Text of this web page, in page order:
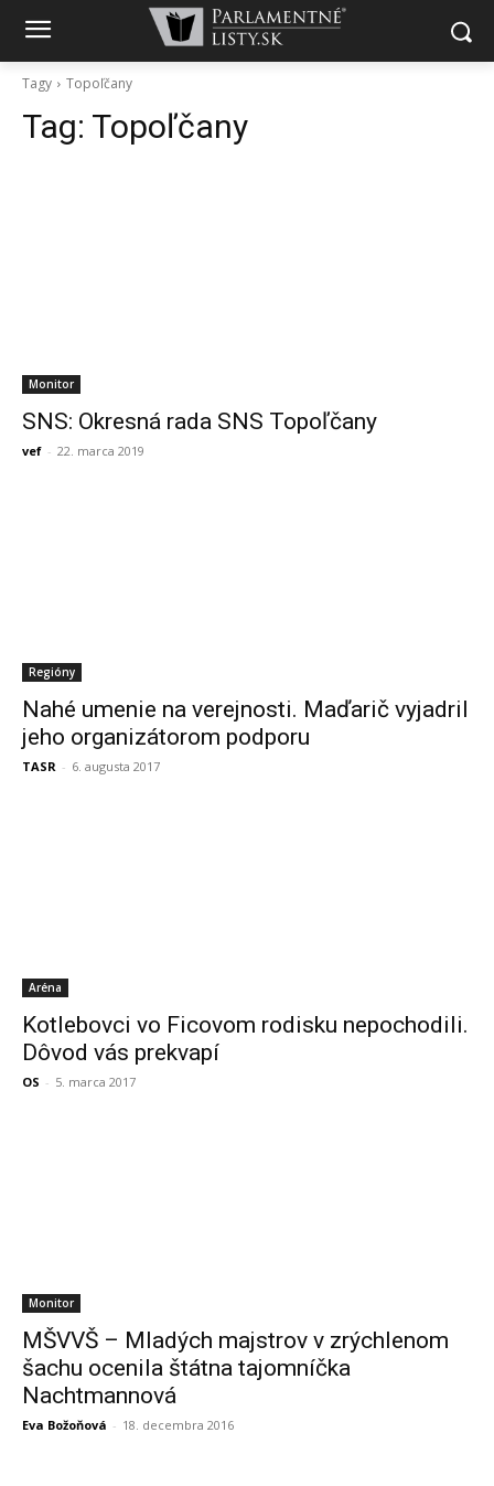
Tagy Topoľčany
Tag: Topoľčany
Monitor
SNS: Okresná rada SNS Topoľčany
vef - 22. marca 2019
Regióny
Nahé umenie na verejnosti. Maďarič vyjadril
jeho organizátorom podporu
TASR - 6. augusta 2017
Aréna
Kotlebovci vo Ficovom rodisku nepochodili.
Dôvod vás prekvapí
OS - 5. marca 2017
Monitor
MŠVVŠ – Mladých majstrov v zrýchlenom
šachu ocenila štátna tajomníčka
Nachtmannová
Eva Božoňová - 18. decembra 2016